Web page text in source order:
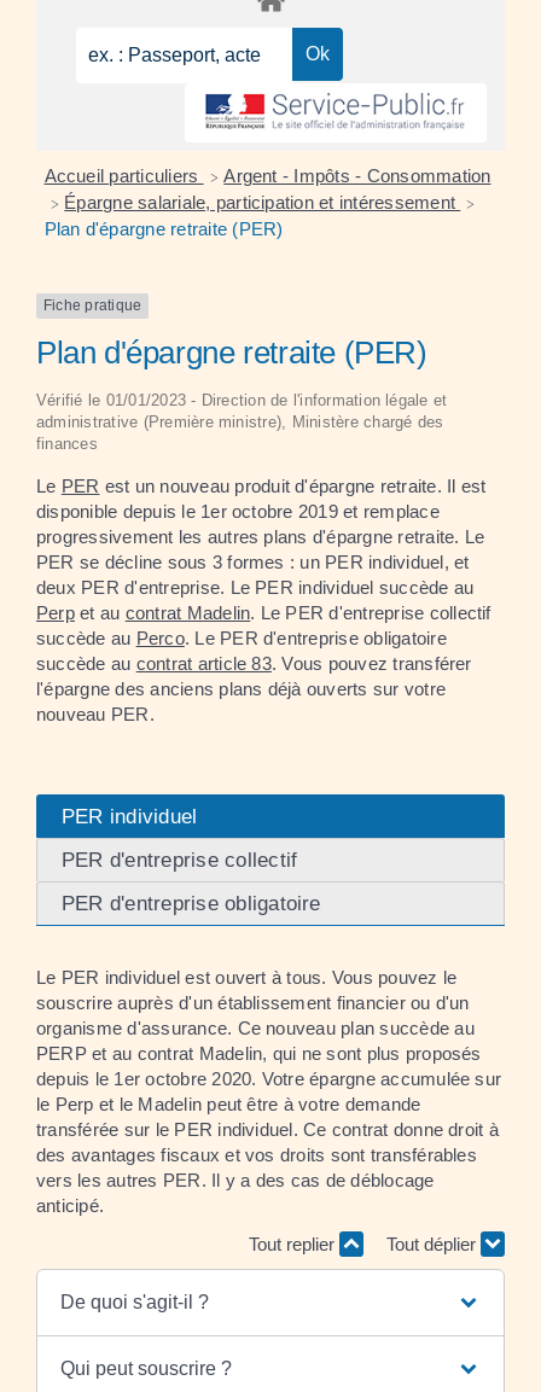
Accueil particuliers > Argent - Impôts - Consommation
> Épargne salariale, participation et intéressement >
Plan d'épargne retraite (PER)
Fiche pratique
Plan d'épargne retraite (PER)
Vérifié le 01/01/2023 - Direction de l'information légale et
administrative (Première ministre), Ministère chargé des
finances
Le PER est un nouveau produit d'épargne retraite. Il est
disponible depuis le 1eroctobre 2019 et remplace
progressivement les autres plans d'épargne retraite. Le
PER se décline sous 3 formes : un PER individuel, et
deux PER d'entreprise. Le PER individuel succède au
Perpet au contrat Madelin. Le PER d'entreprise collectif
succède au Perco. Le PER d'entreprise obligatoire
succède au contrat article 83. Vous pouvez transférer
l'épargne des anciens plans déjà ouverts sur votre
nouveau PER.
PER individuel
PER d'entreprise collectif
PER d'entreprise obligatoire
Le PER individuel est ouvert à tous. Vous pouvez le
souscrire auprès d'un établissement financier ou d'un
organisme d'assurance. Ce nouveau plan succède au
PERP et au contrat Madelin, qui ne sont plus proposés
depuis le 1er octobre 2020. Votre épargne accumulée sur
le Perp et le Madelin peut être à votre demande
transférée sur le PER individuel. Ce contrat donne droit à
des avantages fiscaux et vos droits sont transférables
vers les autres PER. Il y a des cas de déblocage
anticipé.
Tout replier
Tout déplier
De quoi s'agit-il ?
Qui peut souscrire ?